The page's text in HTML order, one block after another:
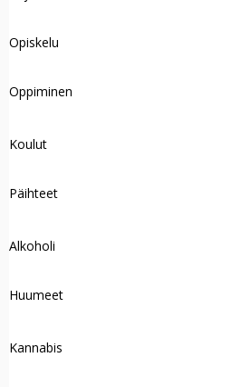
Opiskelu
Oppiminen
Koulut
Päihteet
Alkoholi
Huumeet
Kannabis